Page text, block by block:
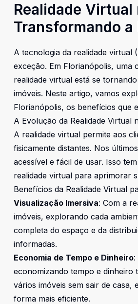
Realidade
Transformando
A tecnologia da realidade virtual
exceção. Em Florianópolis, uma
realidade virtual está se
imóveis. Neste artigo, vamos
Florianópolis, os benefícios que
A Evolução da Realidade Virtual
A realidade virtual permite aos
fisicamente distantes. Nos
acessível e fácil de usar. Isso
realidade virtual para aprimorar
Benefícios da Realidade Virtual
Visualização Imersiva: Com a
imóveis, explorando cada
completa do espaço e da
informadas.
Economia de Tempo e Dinheiro:
economizando tempo e dinheiro
vários imóveis sem sair de
forma mais eficiente.